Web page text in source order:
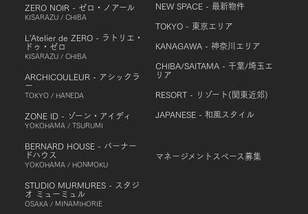
ZERO NOIR - ゼロ・ノアール
KISARAZU / CHIBA
L'Atelier de ZERO - ラトリエ・
ドゥ・ゼロ
KISARAZU / CHIBA
ARCHICOULEUR - アシックラ
ー
TOKYO / HANEDA
ZONE ID - ゾーン・アイディ
YOKOHAMA / TSURUMI
BERNARD HOUSE - バーナー
ドハウス
YOKOHAMA / HONMOKU
STUDIO MURMURES - スタジ
オ ミューミュル
OSAKA / MINAMIHORIE
NEW SPACE - 最新物件
TOKYO - 東京エリア
KANAGAWA - 神奈川エリア
CHIBA/SAITAMA - 千葉/埼玉エ
リア
RESORT - リゾート(関東近郊)
JAPANESE - 和風スタイル
マネージメントスペース募集